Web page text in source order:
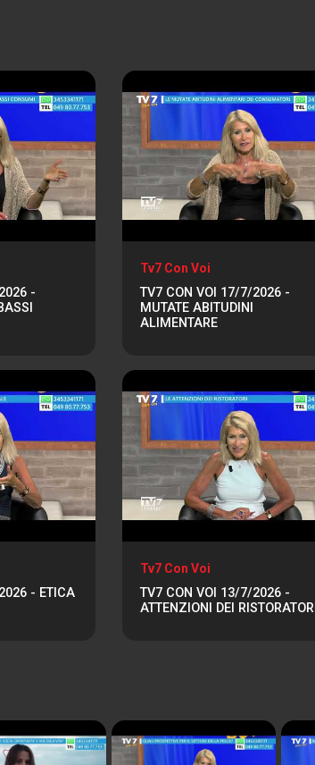
-
Tv7 Con Voi
TV7 CON VOI 17/7/2026 -
MUTATE ABITUDINI
ALIMENTARE
- ETICA
Tv7 Con Voi
TV7 CON VOI 13/7/2026 -
ATTENZIONI DEI RISTORATORI